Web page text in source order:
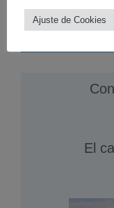
Atleti, a un
El
Ajuste de Cookies